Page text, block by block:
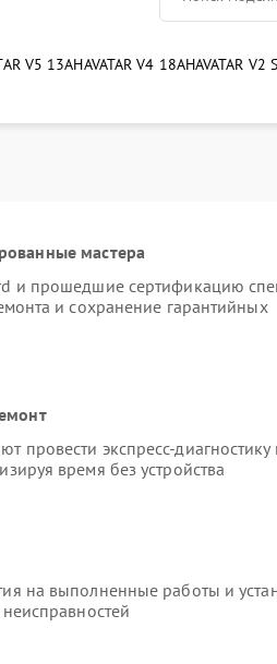
V5 13AHAVATAR V4 18AHAVATAR V2
мастера
и прошедшие сертификацию
и сохранение гарантийных
провести экспресс-диагностику
время без устройства
на выполненные работы и